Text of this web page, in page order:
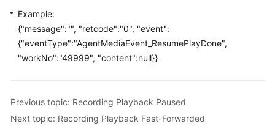
Guide
API
Reference
General
Example:
{"message":"", "retcode":"0", "event":
{"eventType":"AgentMediaEvent_ResumePlayDone",
"workNo":"49999", "content":null}}
Previous topic: Recording Playback Paused
Next topic: Recording Playback Fast-Forwarded